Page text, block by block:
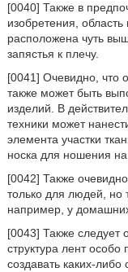
[0040] Также в
изобретения,
расположена чуть
запястья к плечу.
[0041] Очевидно, что
также может быть
изделий. В
техники может
элемента участки
носка для ношения на
[0042] Также
только для людей, но
например, у
[0043] Также следует
структура лент
создавать каких-